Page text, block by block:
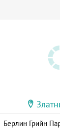
Берлин Грийн